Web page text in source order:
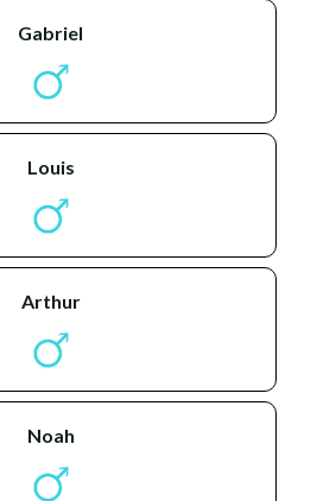
gabriel
louis
arthur
noah